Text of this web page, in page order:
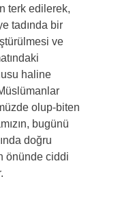
terk edilerek,
tadında bir
ve
haline
olup-biten
bugünü
doğru
önünde ciddi